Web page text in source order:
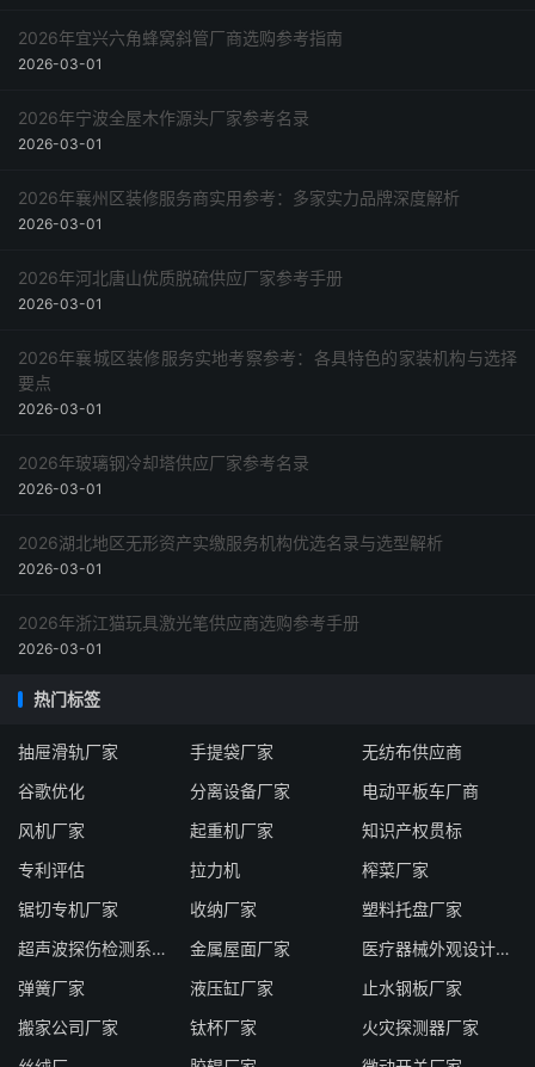
2026年宜兴六角蜂窝斜管厂商选购参考指南
2026-03-01
2026年宁波全屋木作源头厂家参考名录
2026-03-01
2026年襄州区装修服务商实用参考：多家实力品牌深度解析
2026-03-01
2026年河北唐山优质脱硫供应厂家参考手册
2026-03-01
2026年襄城区装修服务实地考察参考：各具特色的家装机构与选择
要点
2026-03-01
2026年玻璃钢冷却塔供应厂家参考名录
2026-03-01
2026湖北地区无形资产实缴服务机构优选名录与选型解析
2026-03-01
2026年浙江猫玩具激光笔供应商选购参考手册
2026-03-01
热门标签
抽屉滑轨厂家 手提袋厂家
无纺布供应商
谷歌优化
分离设备厂家
电动平板车厂商
风机厂家
起重机厂家
知识产权贯标
专利评估
拉力机
榨菜厂家
锯切专机厂家
收纳厂家
塑料托盘厂家
超声波探伤检测系统厂家
金属屋面厂家
医疗器械外观设计服务商
弹簧厂家
液压缸厂家
止水钢板厂家
搬家公司厂家
钛杯厂家
火灾探测器厂家